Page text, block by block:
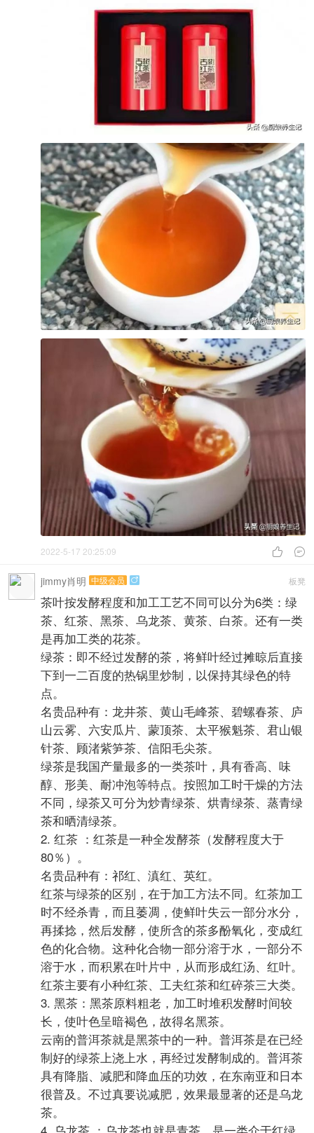
 
2022-5-17 20:25:09
板凳
jimmy肖明 中级会员 
茶叶按发酵程度和加工工艺不同可以分为6类：绿
茶、红茶、黑茶、乌龙茶、黄茶、白茶。还有一类
是再加工类的花茶。
绿茶：即不经过发酵的茶，将鲜叶经过摊晾后直接
下到一二百度的热锅里炒制，以保持其绿色的特
点。
名贵品种有：龙井茶、黄山毛峰茶、碧螺春茶、庐
山云雾、六安瓜片、蒙顶茶、太平猴魁茶、君山银
针茶、顾渚紫笋茶、信阳毛尖茶。
绿茶是我国产量最多的一类茶叶，具有香高、味
醇、形美、耐冲泡等特点。按照加工时干燥的方法
不同，绿茶又可分为炒青绿茶、烘青绿茶、蒸青绿
茶和晒清绿茶。
2. 红茶 ：红茶是一种全发酵茶（发酵程度大于
80％）。
名贵品种有：祁红、滇红、英红。
红茶与绿茶的区别，在于加工方法不同。红茶加工
时不经杀青，而且萎凋，使鲜叶失云一部分水分，
再揉捻，然后发酵，使所含的茶多酚氧化，变成红
色的化合物。这种化合物一部分溶于水，一部分不
溶于水，而积累在叶片中，从而形成红汤、红叶。
红茶主要有小种红茶、工夫红茶和红碎茶三大类。
3. 黑茶：黑茶原料粗老，加工时堆积发酵时间较
长，使叶色呈暗褐色，故得名黑茶。
云南的普洱茶就是黑茶中的一种。普洱茶是在已经
制好的绿茶上浇上水，再经过发酵制成的。普洱茶
具有降脂、减肥和降血压的功效，在东南亚和日本
很普及。不过真要说减肥，效果最显著的还是乌龙
茶。